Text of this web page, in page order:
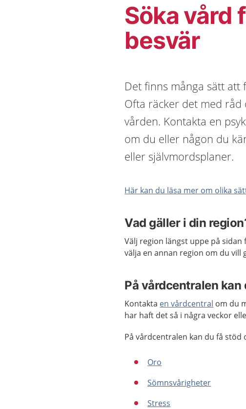
Söka vård
besvär
Det finns många sätt att
Ofta räcker det med
vården. Kontakta en
om du eller någon du
eller självmordsplaner.
Här kan du läsa mer om olika
Vad gäller i din
Välj region längst uppe på
välja en annan region om du vill
På vårdcentralen kan
Kontakta en vårdcentral om du
har haft det så i några veckor
På vårdcentralen kan du få
Oro
Sömnsvårigheter
Stress